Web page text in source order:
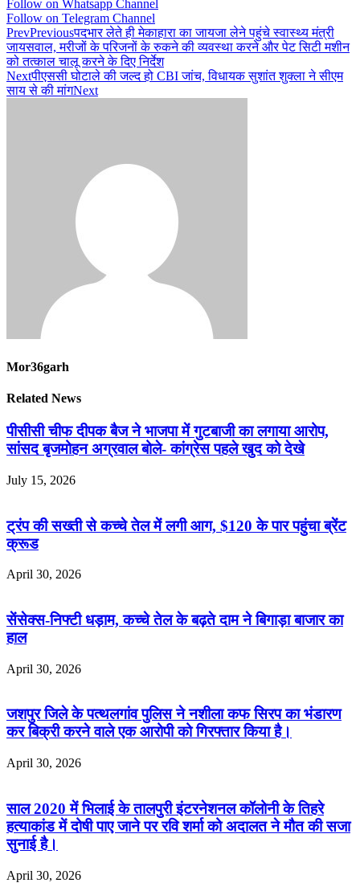
Follow on Whatsapp Channel
Follow on Telegram Channel
PrevPreviousपदभार लेते ही मेकाहारा का जायजा लेने पहुंचे स्वास्थ्य मंत्री
जायसवाल, मरीजों के परिजनों के रुकने की व्यवस्था करने और पेट सिटी मशीन
को तत्काल चालू करने के दिए निर्देश
Nextपीएससी घोटाले की जल्द हो CBI जांच, विधायक सुशांत शुक्ला ने सीएम
साय से की मांगNext
Mor36garh
Related News
पीसीसी चीफ दीपक बैज ने भाजपा में गुटबाजी का लगाया आरोप,
सांसद बृजमोहन अग्रवाल बोले- कांग्रेस पहले खुद को देखे
July 15, 2026
ट्रंप की सख्ती से कच्चे तेल में लगी आग, $120 के पार पहुंचा ब्रेंट
क्रूड
April 30, 2026
सेंसेक्स-निफ्टी धड़ाम, कच्चे तेल के बढ़ते दाम ने बिगाड़ा बाजार का
हाल
April 30, 2026
जशपुर जिले के पत्थलगांव पुलिस ने नशीला कफ सिरप का भंडारण
कर बिक्री करने वाले एक आरोपी को गिरफ्तार किया है।
April 30, 2026
साल 2020 में भिलाई के तालपुरी इंटरनेशनल कॉलोनी के तिहरे
हत्याकांड में दोषी पाए जाने पर रवि शर्मा को अदालत ने मौत की सजा
सुनाई है।
April 30, 2026